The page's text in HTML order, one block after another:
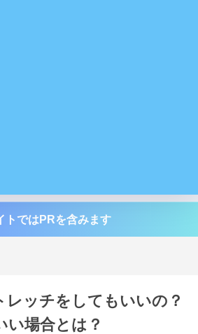
トではPRを含みます
レッチをしてもいいの？
い場合とは？